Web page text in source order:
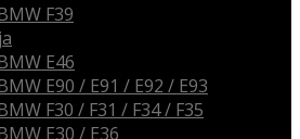
F39
E46
E90 / E91 / E92 / E93
F30 / F31 / F34 / F35
E30 / E36